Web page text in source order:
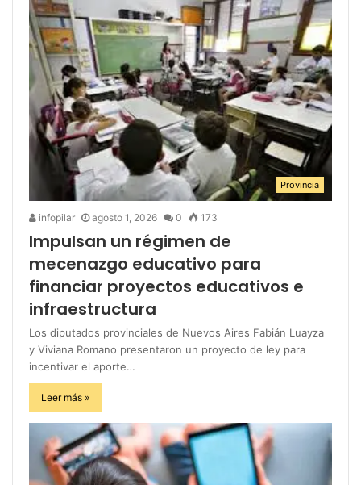
Provincia
infopilar agosto 1, 2026 0 173
Impulsan un régimen de
mecenazgo educativo para
financiar proyectos educativos e
infraestructura
Los diputados provinciales de Nuevos Aires Fabián Luayza
y Viviana Romano presentaron un proyecto de ley para
incentivar el aporte…
Leer más »